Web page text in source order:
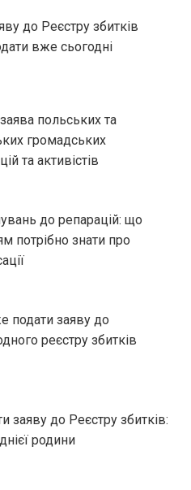
до Реєстру збитків
вже сьогодні
польських та
громадських
та активістів
до репарацій: що
потрібно знати про
подати заяву до
реєстру збитків
заяву до Реєстру збитків:
родини